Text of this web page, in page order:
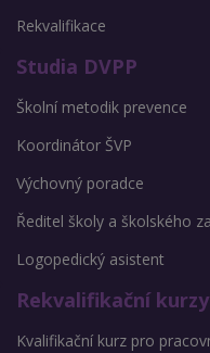
Rekvalifikace
Studia DVPP
Školní metodik prevence
Koordinátor ŠVP
Výchovný poradce
Ředitel školy a školského
Logopedický asistent
Rekvalifikační kurzy
Kvalifikační kurz pro